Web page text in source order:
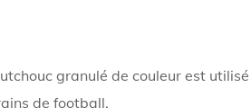
granulé de couleur est
de football.